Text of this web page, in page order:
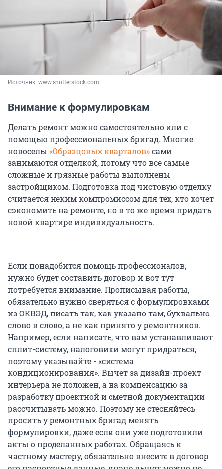
Источник: www.shutterstock.com
Внимание к формулировкам
Делать ремонт можно самостоятельно или с
помощью профессиональных бригад. Многие
новоселы «Образцовых кварталов»сами
занимаются отделкой, потому что все самые
сложные и грязные работы выполнены
застройщиком. Подготовка под чистовую отделку
считается неким компромиссом для тех, кто хочет
сэкономить на ремонте, но в то же время придать
новой квартире индивидуальность.
Если понадобится помощь профессионалов,
нужно будет составить договор и вот тут
потребуется внимание. Прописывая работы,
обязательно нужно сверяться с формулировками
из ОКВЭД, писать так, как указано там, буквально
слово в слово, а не как принято у ремонтников.
Например, если написать, что вам устанавливают
сплит-систему, налоговики могут придраться,
поэтому указывайте - «система
кондиционирования». Вычет за дизайн-проект
интерьера не положен, а на компенсацию за
разработку проектной и сметной документации
рассчитывать можно. Поэтому не стесняйтесь
просить у ремонтных бригад менять
формулировки, даже если они уже подготовили
акты о проделанных работах. Обращаясь к
частному мастеру, обязательно внесите в договор